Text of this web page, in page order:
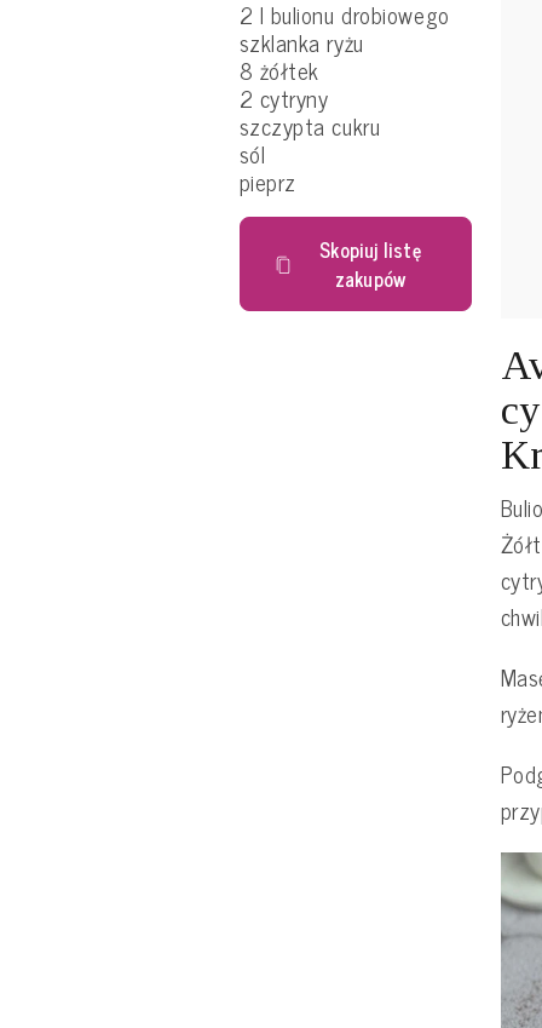
2 l bulionu drobiowego
szklanka ryżu
8 żółtek
2 cytryny
szczypta cukru
sól
pieprz
Skopiuj listę
zakupów